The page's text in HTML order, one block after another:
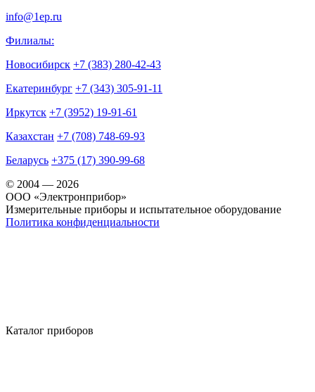
info@1ep.ru
Филиалы:
Новосибирск +7 (383) 280-42-43
Екатеринбург +7 (343) 305-91-11
Иркутск +7 (3952) 19-91-61
Казахстан +7 (708) 748-69-93
Беларусь +375 (17) 390-99-68
© 2004 — 2026
OOO «Электронприбор»
Измерительные приборы и испытательное оборудование
Политика конфиденциальности
Каталог приборов